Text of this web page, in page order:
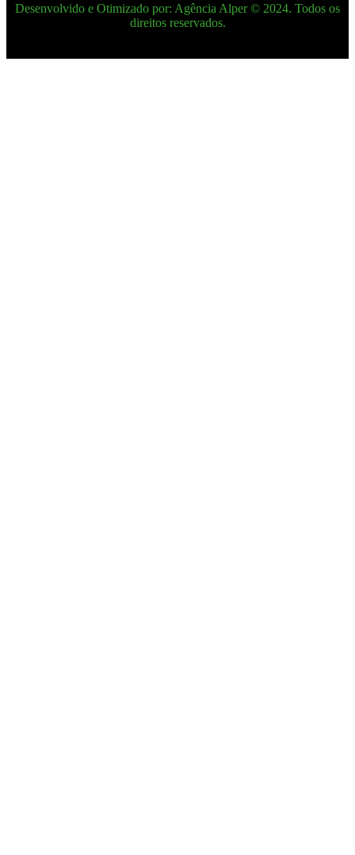
Desenvolvido e Otimizado por: Agência Alper © 2024. Todos os
direitos reservados.